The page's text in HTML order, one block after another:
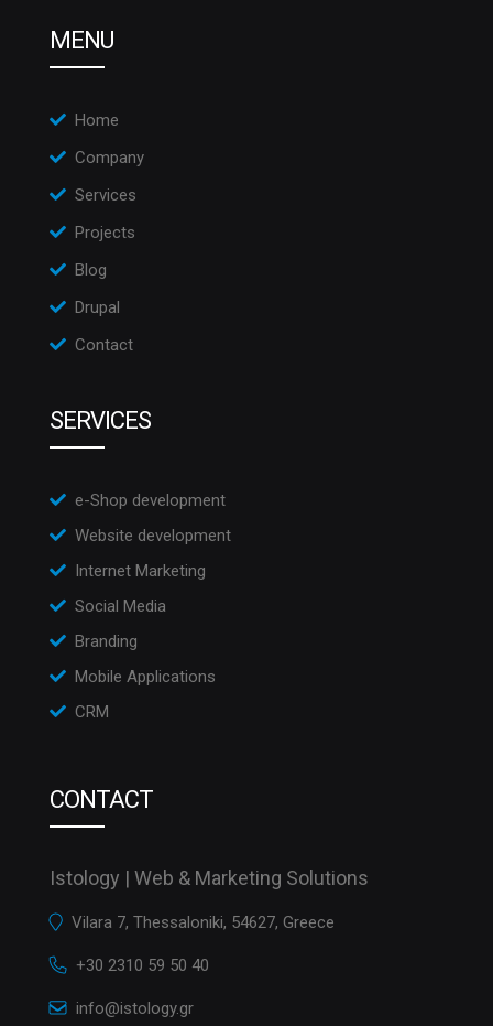
MENU
Home
Company
Services
Projects
Blog
Drupal
Contact
SERVICES
e-Shop development
Website development
Internet Marketing
Social Media
Branding
Mobile Applications
CRM
CONTACT
Istology | Web & Marketing Solutions
Vilara 7, Thessaloniki, 54627, Greece
+30 2310 59 50 40
info@istology.gr